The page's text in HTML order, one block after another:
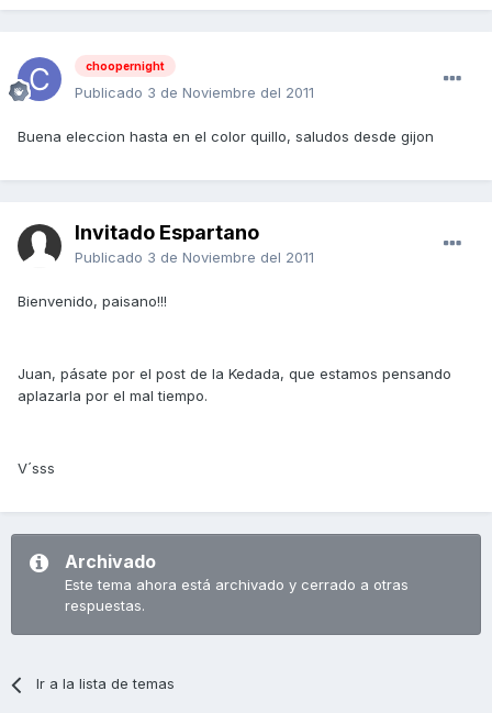
choopernight
Publicado 3 de Noviembre del 2011
Buena eleccion hasta en el color quillo, saludos desde gijon
Invitado Espartano
Publicado 3 de Noviembre del 2011
Bienvenido, paisano!!!
Juan, pásate por el post de la Kedada, que estamos pensando
aplazarla por el mal tiempo.
V´sss
Archivado
Este tema ahora está archivado y cerrado a otras
respuestas.
Ir a la lista de temas